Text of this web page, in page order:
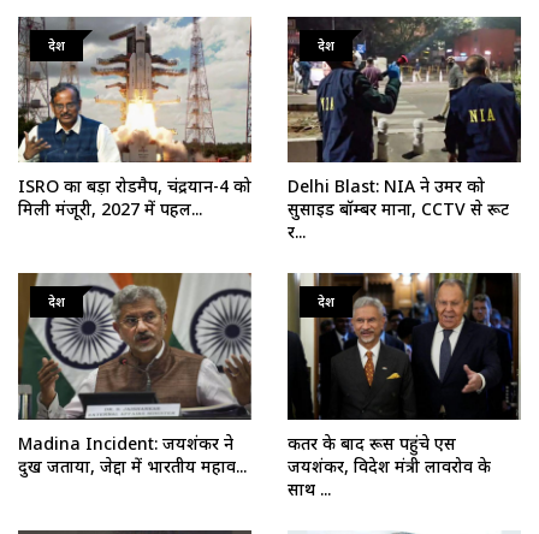
देश
ISRO का बड़ा रोडमैप, चंद्रयान-4 को
मिली मंजूरी, 2027 में पहल...
देश
Delhi Blast: NIA ने उमर को
सुसाइड बॉम्बर माना, CCTV से रूट
र...
देश
Madina Incident: जयशंकर ने
दुख जताया, जेद्दा में भारतीय महाव...
देश
कतर के बाद रूस पहुंचे एस
जयशंकर, विदेश मंत्री लावरोव के
साथ ...